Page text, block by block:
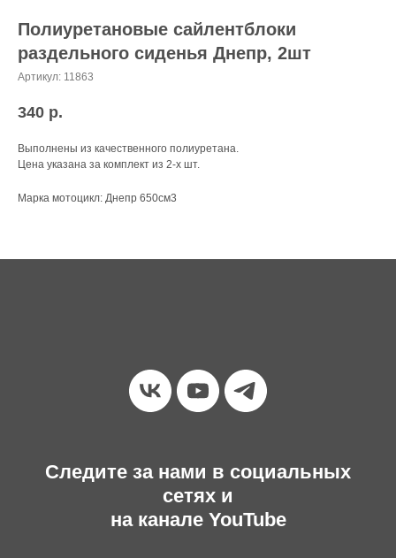
Полиуретановые сайлентблоки
раздельного сиденья Днепр, 2шт
Артикул: 11863
340 р.
Выполнены из качественного полиуретана.
Цена указана за комплект из 2-х шт.
Марка мотоцикл: Днепр 650см3
Следите за нами в социальных
сетях и
на канале YouTube